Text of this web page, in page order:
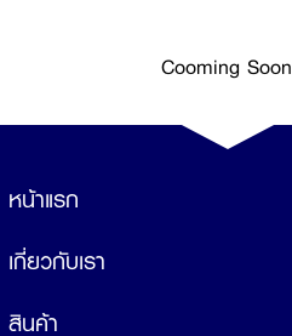
Cooming Soon
หน้าแรก
เกี่ยวกับเรา
สินค้า